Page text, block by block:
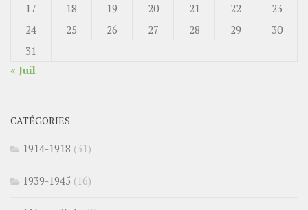
17
18 19 20 21 22
23
24
25 26 27 28 29
30
31
« Juil
CATÉGORIES
1914-1918 (31)
1939-1945 (16)